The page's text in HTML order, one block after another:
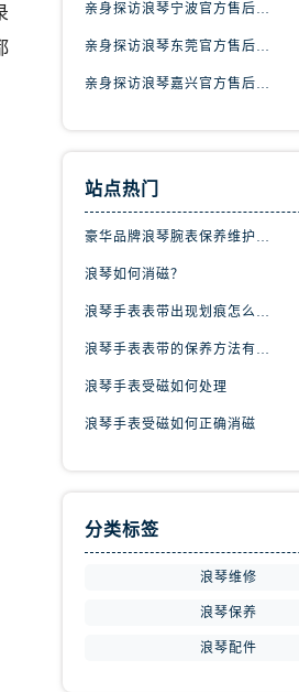
亲身探访浪琴宁波官方售后服务中心｜网点地址及售后热线（2026年7月最新）
亲身探访浪琴东莞官方售后服务中心｜地址与联系电话（2026年7月最新）
亲身探访浪琴嘉兴官方售后服务中心｜热线电话与网点地址（2026年7月最新）
站点热门
豪华品牌浪琴腕表保养维护的方法！
浪琴如何消磁？
浪琴手表表带出现划痕怎么办？
浪琴手表表带的保养方法有哪些？
浪琴手表受磁如何处理
浪琴手表受磁如何正确消磁
分类标签
浪琴维修
浪琴保养
浪琴配件